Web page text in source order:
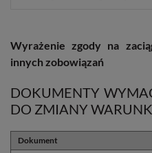
Wyrażenie zgody na
innych zobowiązań
DOKUMENTY
DO ZMIANY
Dokument